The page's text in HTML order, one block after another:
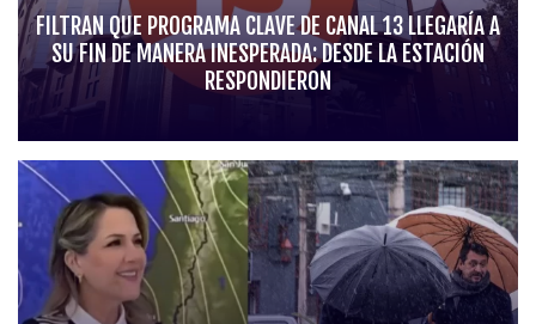
FILTRAN QUE PROGRAMA CLAVE DE CANAL 13 LLEGARÍA A
SU FIN DE MANERA INESPERADA: DESDE LA ESTACIÓN
RESPONDIERON